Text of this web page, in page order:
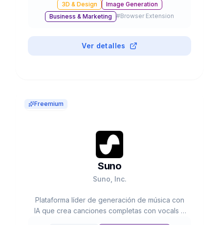
edición, inpainting y resolución hasta 4K,
integrado en ChatGPT y disponible vía API.
3D & Design
Image Generation
Business & Marketing
#Browser Extension
Ver detalles
Freemium
Suno
Suno, Inc.
Plataforma líder de generación de música con
IA que crea canciones completas con vocals e